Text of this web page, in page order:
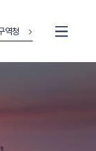
역청